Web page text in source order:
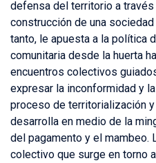
defensa del territorio a
construcción de una
tanto, le apuesta a la política
comunitaria desde la huerta
encuentros colectivos
expresar la inconformidad y
proceso de territorialización
desarrolla en medio de la
del pagamento y el mambeo.
colectivo que surge en torno